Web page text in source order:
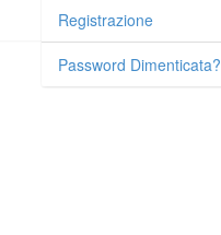
Registrazione
Password Dimenticata?